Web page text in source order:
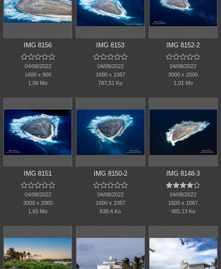
IMG 8156

04/08/2022
1600 x 900
1,06 Mo
IMG 8153

04/08/2022
1600 x 1067
787,51 Ko
IMG 8152-2

04/08/2022
3000 x 2000
1,01 Mo
IMG 8151

04/08/2022
3000 x 2000
1,65 Mo
IMG 8150-2

04/08/2022
1600 x 1067
830,4 Ko
IMG 8148-3

04/08/2022
1600 x 1067
485,13 Ko